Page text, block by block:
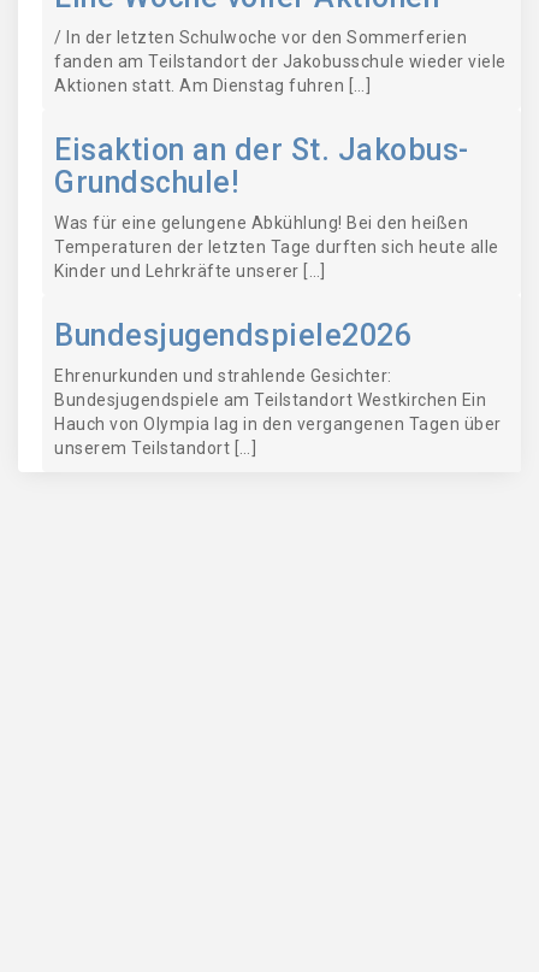
/ In der letzten Schulwoche vor den Sommerferien
fanden am Teilstandort der Jakobusschule wieder viele
Aktionen statt. Am Dienstag fuhren […]
Eisaktion an der St. Jakobus-
Grundschule!
Was für eine gelungene Abkühlung! Bei den heißen
Temperaturen der letzten Tage durften sich heute alle
Kinder und Lehrkräfte unserer […]
Bundesjugendspiele2026
Ehrenurkunden und strahlende Gesichter:
Bundesjugendspiele am Teilstandort Westkirchen Ein
Hauch von Olympia lag in den vergangenen Tagen über
unserem Teilstandort […]